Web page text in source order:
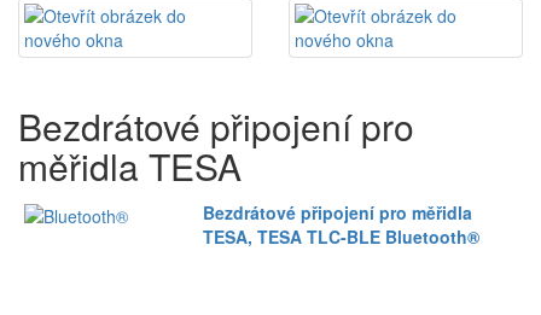
Bezdrátové připojení pro
měřidla TESA
Bezdrátové připojení pro měřidla
TESA, TESA TLC-BLE Bluetooth®